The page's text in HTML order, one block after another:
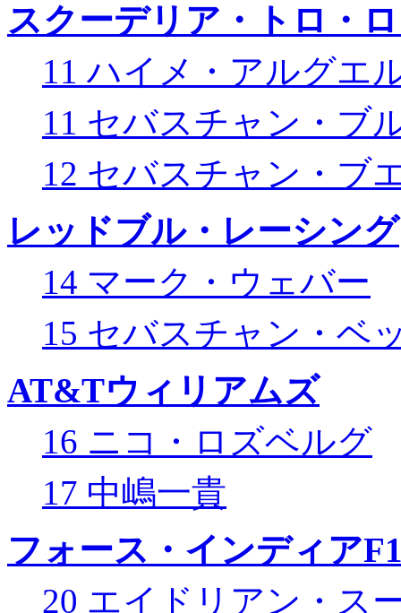
スクーデリア・トロ・
11 ハイメ・アルグエ
11 セバスチャン・ブ
12 セバスチャン・ブ
レッドブル・レーシング
14 マーク・ウェバー
15 セバスチャン・ベ
AT&Tウィリアムズ
16 ニコ・ロズベルグ
17 中嶋一貴
フォース・インディア
20 エイドリアン・ス